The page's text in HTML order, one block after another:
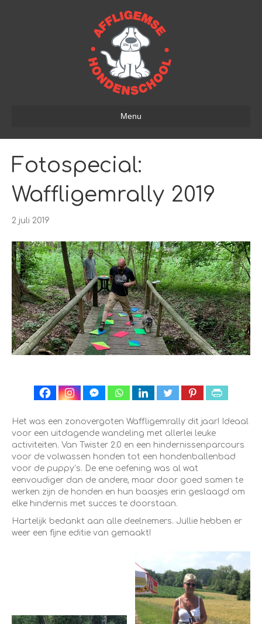
Menu
Fotospecial:
Waffligemrally 2019
2 juli 2019
Het was een zonovergoten Waffligemrally dit jaar! Ideaal
voor een uitdagende wandeling met allerlei leuke
activiteiten. Van Twister 2.0 en een hindernissenparcours
voor de volwassen honden tot een hondenballenbad
voor de puppy’s. De ene oefening was al wat
eenvoudiger dan de andere, maar door goed samen te
werken zijn de honden en hun baasjes erin geslaagd om
elke hindernis met succes te doorstaan.
Hartelijk bedankt aan alle deelnemers. Jullie hebben er
weer een fijne editie van gemaakt!